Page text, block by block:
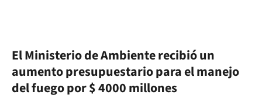
El Ministerio de Ambiente recibió un
aumento presupuestario para el manejo
del fuego por $ 4000 millones